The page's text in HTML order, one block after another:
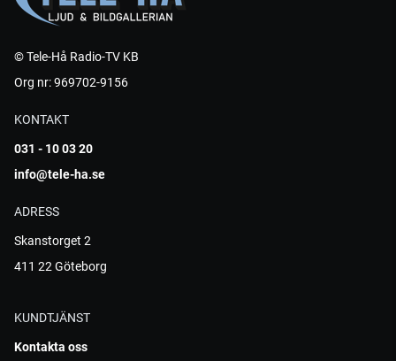
© Tele-Hå Radio-TV KB
Org nr: 969702-9156
KONTAKT
031 - 10 03 20
info@tele-ha.se
ADRESS
Skanstorget 2
411 22 Göteborg
KUNDTJÄNST
Kontakta oss